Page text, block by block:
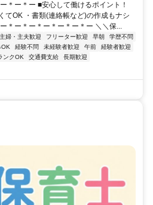
＊ー＊ー ■安心して働けるポイント！
てOK ・書類(連絡帳など)の作成もナシ
＊ー＊ー＊ー＊ー＊ー＊ー ＼＼保...
主婦・主夫歓迎 フリーター歓迎 早朝
学歴不問
OK 経験不問 未経験者歓迎 午前
経験者歓迎
ンクOK 交通費支給
長期歓迎